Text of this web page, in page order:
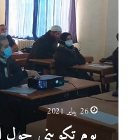
الرقمية
لفائدة
الأساتذة
26 يناير 2021